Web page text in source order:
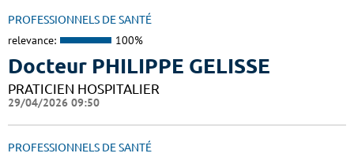
PROFESSIONNELS DE SANTÉ
relevance: 100%
Docteur PHILIPPE GELISSE
PRATICIEN HOSPITALIER
29/04/2026 09:50
PROFESSIONNELS DE SANTÉ